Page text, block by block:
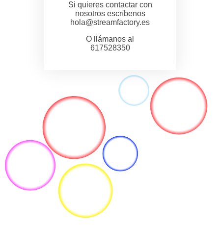
Si quieres contactar con
nosotros escríbenos
hola@streamfactory.es
O llámanos al
617528350